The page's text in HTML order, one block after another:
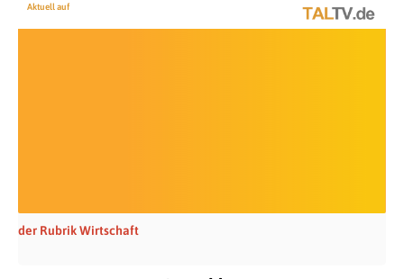
Aktuell auf
der Rubrik Wirtschaft